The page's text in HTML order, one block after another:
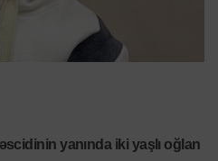
yanında iki yaşlı oğlan